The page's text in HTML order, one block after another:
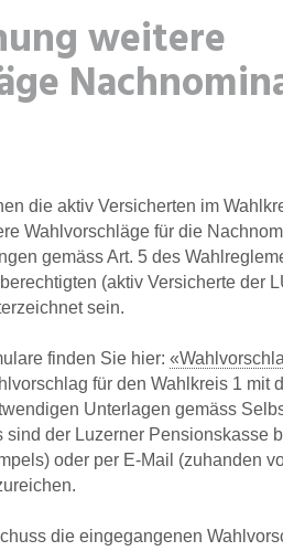
weitere
die aktiv Versicherten im
Wahlvorschläge für die
gemäss Art. 5 des
(aktiv Versicherte der
sein.
finden Sie hier:
für den Wahlkreis 1 mit
Unterlagen gemäss
sind der Luzerner Pensionskasse
oder per E-Mail (zuhanden
die eingegangenen